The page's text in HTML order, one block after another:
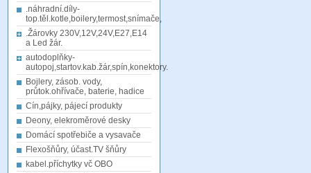
.náhradní.díly-
top.těl.kotle,boilery,termost,snímače,
.Žárovky 230V,12V,24V,E27,E14
a Led žár.
autodoplňky-
autopoj,startov.kab.žár,spín,konektory.
Bojlery, zásob. vody,
průtok.ohřívače, baterie, hadice
Cín,pájky, pájecí produkty
Deony, elekroměrové desky
Domácí spotřebiče a vysavače
Flexošňůry, účast.TV šňůry
kabel.příchytky vč OBO